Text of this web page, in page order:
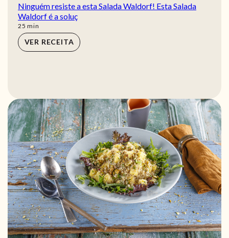
Ninguém resiste a esta Salada Waldorf! Esta Salada
Waldorf é a soluç
25 min
min
VER RECEITA